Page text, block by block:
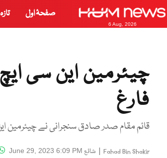
6 Aug, 2026
صفحۂ اول
چیئرمین این سی
فارغ
قائم مقام صدر صادق سنجرانی نے چیئرمین
Fahad Bin Shakir
| شائع June 29, 2023 6:09 PM